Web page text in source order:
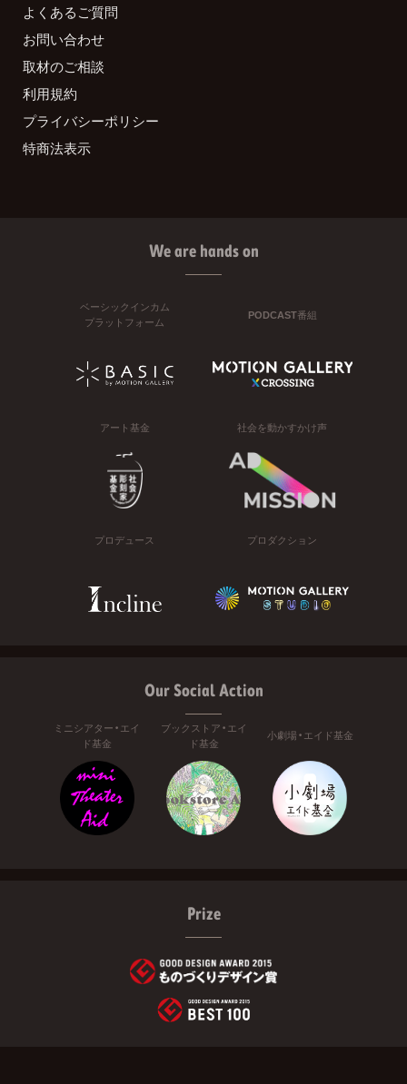
よくあるご質問
お問い合わせ
取材のご相談
利用規約
プライバシーポリシー
特商法表示
We are hands on
ベーシックインカム
プラットフォーム
PODCAST番組
アート基金 社会を動かすかけ声
プロデュース プロダクション
Our Social Action
ミニシアター・エイ
ド基金
ブックストア・エイ
ド基金
小劇場・エイド基金
Prize